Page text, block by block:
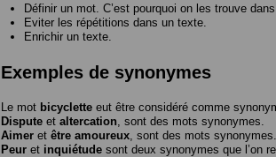
Définir un mot. C’est pourquoi on les trouve
Eviter les répétitions dans un texte.
Enrichir un texte.
Exemples de synonymes
Le mot bicyclette eut être considéré comme
Dispute et altercation , sont des mots synonymes.
Aimer et être amoureux , sont des mots synonymes.
Peur et inquiétude sont deux synonymes que l’on